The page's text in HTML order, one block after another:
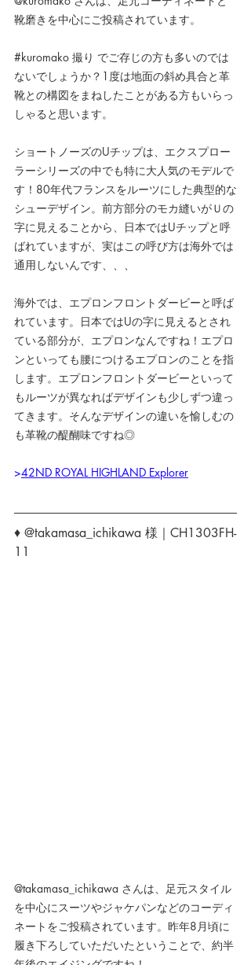
靴磨きを中心にご投稿されています。
#kuromako 撮り でご存じの方も多いのでは
ないでしょうか？1度は地面の斜め具合と革
靴との構図をまねしたことがある方もいらっ
しゃると思います。
ショートノーズのUチップは、エクスプロー
ラーシリーズの中でも特に大人気のモデルで
す！ 80年代フランスをルーツにした典型的な
シューデザイン。前方部分のモカ縫いがＵの
字に見えることから、日本ではUチップと呼
ばれていますが、実はこの呼び方は海外では
通用しないんです、、、
海外では、エプロンフロントダービーと呼ば
れています。日本ではUの字に見えるとされ
ている部分が、エプロンなんですね！エプロ
ンといっても腰につけるエプロンのことを指
します。エプロンフロントダービーといって
もルーツが異なればデザインも少しずつ違っ
てきます。そんなデザインの違いを愉しむの
も革靴の醍醐味ですね◎
>42ND ROYAL HIGHLAND Explorer
♦ @takamasa_ichikawa 様｜CH1303FH-
11
@takamasa_ichikawa さんは、足元スタイル
を中心にスーツやジャケパンなどのコーディ
ネートをご投稿されています。昨年8月頃に
履き下ろしていただいたということで、約半